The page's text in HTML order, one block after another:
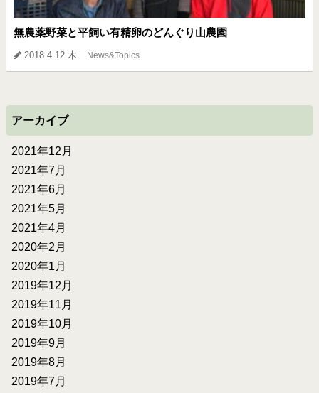
無農薬野菜と平飼い有精卵のどんぐり山農園
2018.4.12 木 News&Topics
アーカイブ
2021年12月
2021年7月
2021年6月
2021年5月
2021年4月
2020年2月
2020年1月
2019年12月
2019年11月
2019年10月
2019年9月
2019年8月
2019年7月